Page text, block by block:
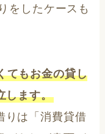
をしたケースも
てもお金の貸し
します。
りは「消費貸借